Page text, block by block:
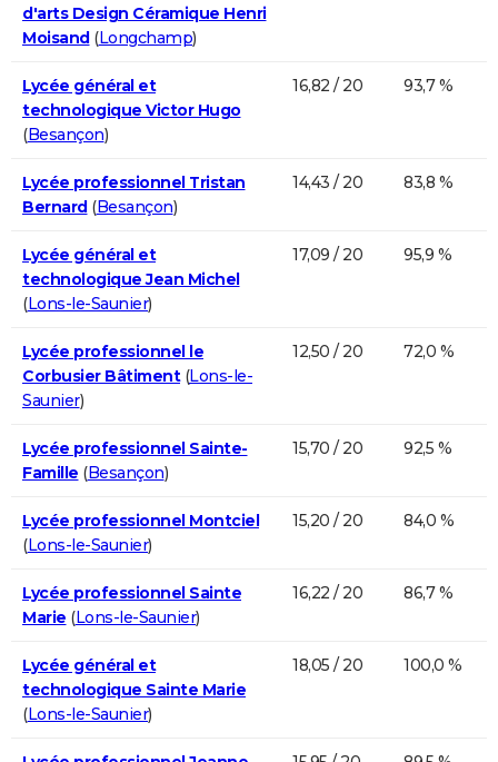
d'arts Design Céramique Henri
Moisand(Longchamp)
Lycée général et
technologique Victor Hugo
(Besançon)
16,82 / 20 93,7 %
Lycée professionnel Tristan
Bernard(Besançon)
14,43 / 20 83,8 %
Lycée général et
technologique Jean Michel
(Lons-le-Saunier)
17,09 / 20 95,9 %
Lycée professionnel le
Corbusier Bâtiment(Lons-le-
Saunier)
12,50 / 20 72,0 %
Lycée professionnel Sainte-
Famille (Besançon)
15,70 / 20 92,5 %
Lycée professionnel Montciel
(Lons-le-Saunier)
15,20 / 20 84,0 %
Lycée professionnel Sainte
Marie (Lons-le-Saunier)
16,22 / 20 86,7 %
Lycée général et
technologique Sainte Marie
(Lons-le-Saunier)
18,05 / 20 100,0 %